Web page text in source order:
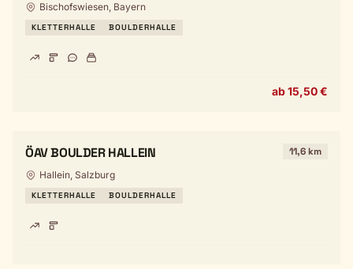
Bischofswiesen, Bayern
KLETTERHALLE BOULDERHALLE
ab 15,50 €
ÖAV BOULDER HALLEIN 11,6 km
Hallein, Salzburg
KLETTERHALLE BOULDERHALLE